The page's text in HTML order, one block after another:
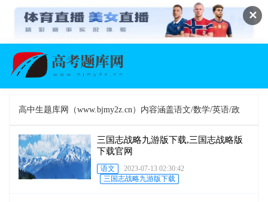
✕
高中生题库网（www.bjmy2z.cn）内容涵盖语文/数学/英语/政
治/历史/地理/物理/化学/生物各门学科;各类知识点/试卷/习题/视
频应有尽有,作文,听力,阅读专项突破,集合了各地的高考题和模
三国志战略九游版下载,三国志战略版
下载官网
语文
2023-07-13 02:30:42
三国志战略九游版下载